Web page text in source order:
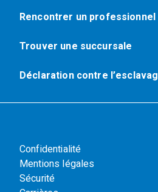
Rencontrer un professionnel
Trouver une succursale
Déclaration contre
Confidentialité
Mentions légales
Sécurité